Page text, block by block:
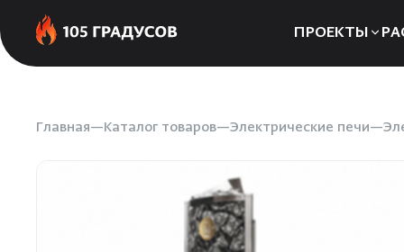
ПРОЕКТЫ
Главная Каталог товаров Электрические печи